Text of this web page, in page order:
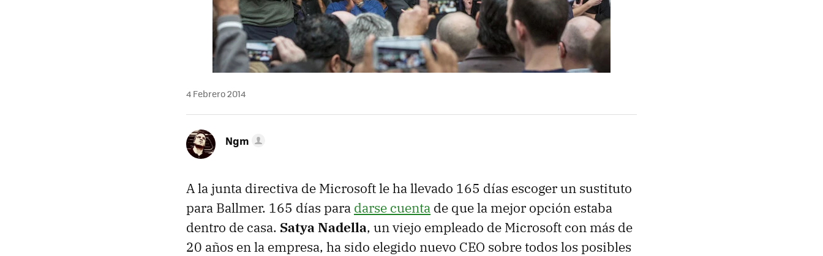
4 Febrero 2014
Ngm
A la junta directiva de Microsoft le ha llevado 165 días escoger un sustituto
para Ballmer. 165 días para darse cuenta de que la mejor opción estaba
dentro de casa. Satya Nadella, un viejo empleado de Microsoft con más de
20 años en la empresa, ha sido elegido nuevo CEO sobre todos los posibles